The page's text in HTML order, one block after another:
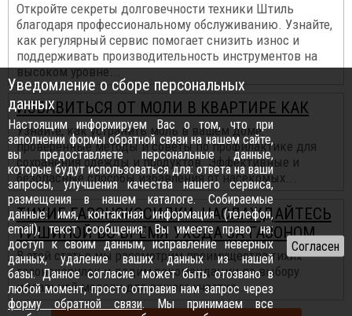
Откройте секреты долговечности техники Штиль
благодаря профессиональному обслуживанию. Узнайте,
как регулярный сервис помогает снизить износ и
поддерживать производительность инструментов на
высоком уровне...
ИЗБАВИТЬСЯ ОТ МОЛИ В КВАРТИРЕ КАК
Узнайте, как устранить моль в вашем доме:
проверенные методы и советы по профилактике для
сохранения одежды и продуктов. Эффективные и
безопасные способы избавления от насекомых...
ТИХИЕ ГАЗОНОКОСИЛКИ: НАСЛАЖДАЙТЕСЬ
ТИШИНОЙ ВО ВРЕМЯ УХОДА ЗА ГАЗОНОМ
В этой статье мы рассмотрим преимущества тихих
газонокосилок и дадим рекомендации по выбору
идеальной модели для вашего участка...
Уведомление о сборе персональных
данных
Настоящим информируем Вас о том, что при
заполнении формы обратной связи на нашем сайте,
вы предоставляете персональные данные,
которые будут использоваться для: ответа на ваши
запросы, улучшения качества нашего сервиса,
размещения в нашем каталоге. Собираемые
данные: имя, контактная информация (телефон,
email), текст сообщения. Вы имеете право на:
доступ к своим данным, исправление неверных
данных, удаление ваших данных из нашей
базы. Данное согласие может быть отозвано в
любой момент, просто отправив нам запрос через
форму обратной связи. Мы принимаем все